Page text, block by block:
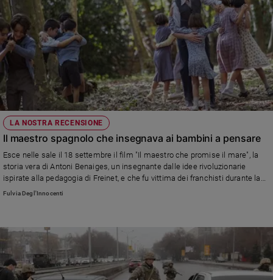
fede
Parola
del
giorno
Società
e
valori
Ambiente
e
Creato
Volontariato
Aziende
di
valore
Caso
LA NOSTRA RECENSIONE
Il maestro spagnolo che insegnava ai bambini a pensare
Esce nelle sale il 18 settembre il film "Il maestro che promise il mare", la
storia vera di Antoni Benaiges, un insegnante dalle idee rivoluzionarie
ispirate alla pedagogia di Freinet, e che fu vittima dei franchisti durante la
guerra civile
Fulvia Degl'Innocenti